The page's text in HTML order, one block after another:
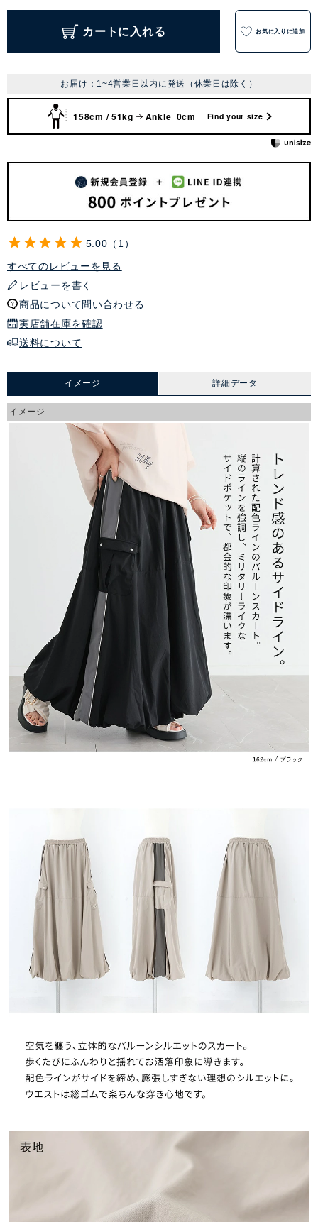
カートに入れる お気に入りに追加
お届け：1~4営業日以内に発送（休業日は除く）
158cm / 51kg Ankle 0cm Find your size
5.00
1
すべてのレビューを見る
レビューを書く
商品について問い合わせる
実店舗在庫を確認
送料について
イメージ 詳細データ
イメージ